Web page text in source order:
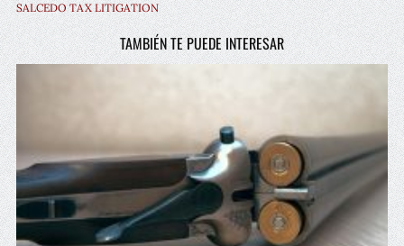
SALCEDO TAX LITIGATION
TAMBIÉN TE PUEDE INTERESAR